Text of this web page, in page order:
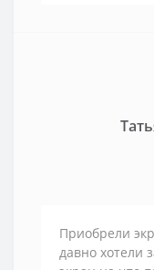
Приобрели
давно хотели